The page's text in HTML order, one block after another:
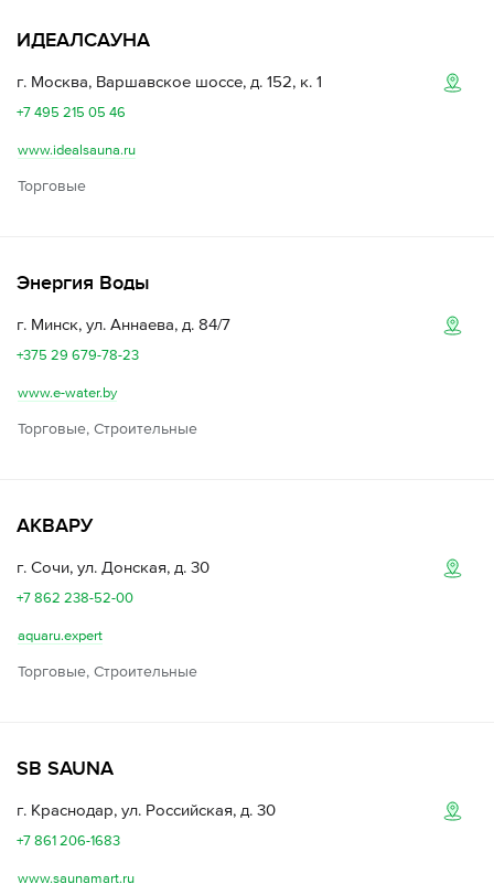
ИДЕАЛСАУНА
г. Москва, Варшавское шоссе, д. 152, к. 1
+7 495 215 05 46
www.idealsauna.ru
Торговые
Энергия Воды
г. Минск, ул. Аннаева, д. 84/7
+375 29 679-78-23
www.e-water.by
Торговые, Строительные
АКВАРУ
г. Сочи, ул. Донская, д. 30
+7 862 238-52-00
aquaru.expert
Торговые, Строительные
SB SAUNA
г. Краснодар, ул. Российская, д. 30
+7 861 206-1683
www.saunamart.ru